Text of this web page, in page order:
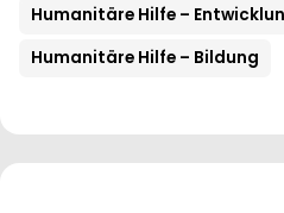
Humanitäre Hilfe –
Humanitäre Hilfe – Bildung